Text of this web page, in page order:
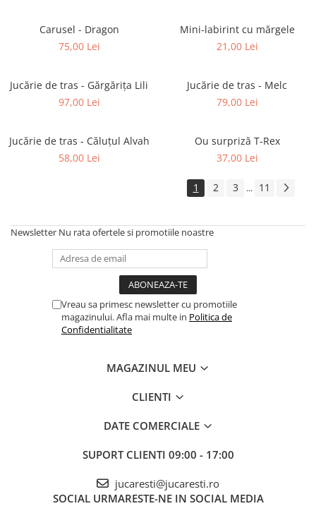
Carusel - Dragon
75,00 Lei
Mini-labirint cu mărgele
21,00 Lei
Jucărie de tras - Gărgărița Lili
97,00 Lei
Jucărie de tras - Melc
79,00 Lei
Jucărie de tras - Căluțul Alvah
58,00 Lei
Ou surpriză T-Rex
37,00 Lei
1 2 3 ... 11
Newsletter Nu rata ofertele si promotiile noastre
Vreau sa primesc newsletter cu promotiile
magazinului. Afla mai multe in Politica de
Confidentialitate
MAGAZINUL MEU
CLIENTI
DATE COMERCIALE
SUPORT CLIENTI 09:00 - 17:00
jucaresti@jucaresti.ro
SOCIAL URMARESTE-NE IN SOCIAL MEDIA